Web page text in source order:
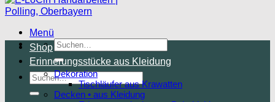
Menü
Suchen
nach:
Suchen
nach:
Shop
Erinnerungsstücke aus Kleidung
Dekoration
Tischläufer aus Krawatten
Decken • aus Kleidung